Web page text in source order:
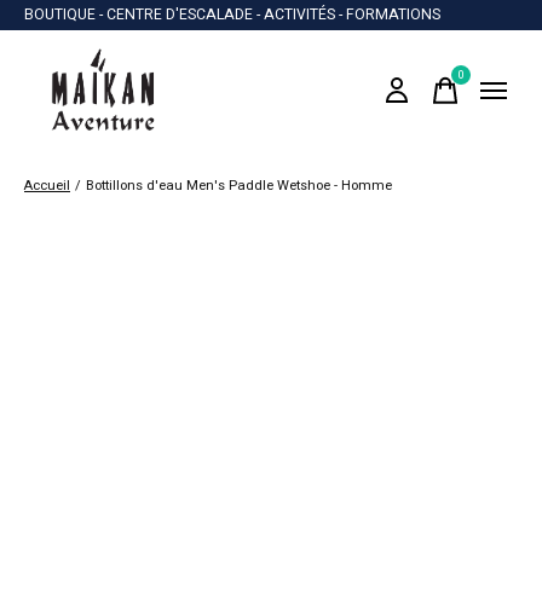
BOUTIQUE - CENTRE D'ESCALADE - ACTIVITÉS - FORMATIONS
0items
Accueil / Bottillons d'eau Men's Paddle Wetshoe - Homme